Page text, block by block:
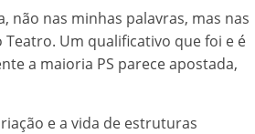
nas minhas palavras, mas nas
Um qualificativo que foi e é
a maioria PS parece apostada,
e a vida de estruturas